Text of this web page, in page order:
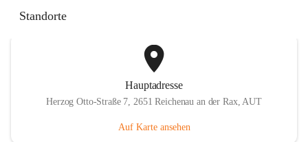
Standorte
Hauptadresse
Herzog Otto-Straße 7, 2651 Reichenau an der Rax, AUT
Auf Karte ansehen